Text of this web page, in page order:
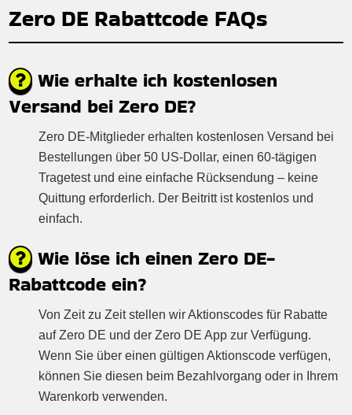
Zero DE Rabattcode FAQs
Wie erhalte ich kostenlosen
Versand bei Zero DE?
Zero DE-Mitglieder erhalten kostenlosen Versand bei
Bestellungen über 50 US-Dollar, einen 60-tägigen
Tragetest und eine einfache Rücksendung – keine
Quittung erforderlich. Der Beitritt ist kostenlos und
einfach.
Wie löse ich einen Zero DE-
Rabattcode ein?
Von Zeit zu Zeit stellen wir Aktionscodes für Rabatte
auf Zero DE und der Zero DE App zur Verfügung.
Wenn Sie über einen gültigen Aktionscode verfügen,
können Sie diesen beim Bezahlvorgang oder in Ihrem
Warenkorb verwenden.